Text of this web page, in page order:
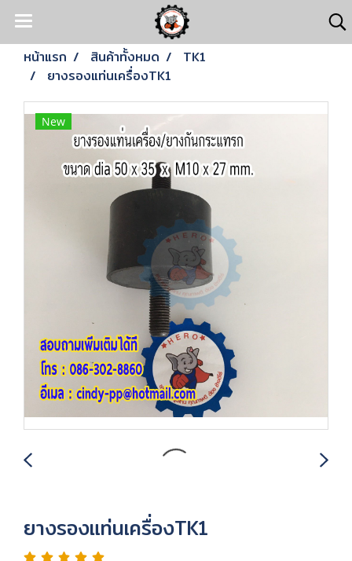
หน้าแรก สินค้าทั้งหมด
TK1
ยางรองแท่นเครื่องTK1
New
ยางรองแท่นเครื่องTK1